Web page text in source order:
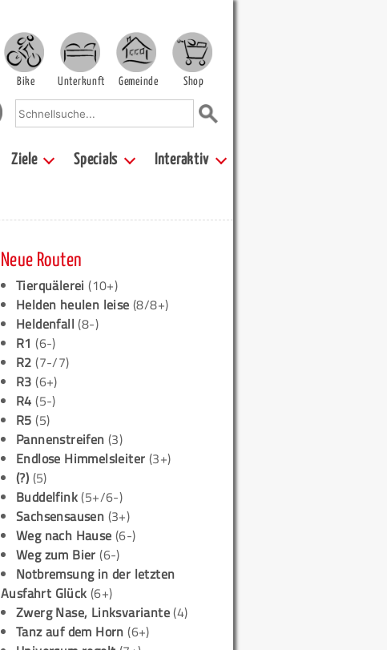
Bike Unterkunft Gemeinde Shop
Ziele Specials Interaktiv
Neue Routen
Tierquälerei (10+)
Helden heulen leise(8/8+)
Heldenfall(8-)
R1 (6-)
R2 (7-/7)
R3 (6+)
R4 (5-)
R5 (5)
Pannenstreifen (3)
Endlose Himmelsleiter (3+)
(?) (5)
Buddelfink(5+/6-)
Sachsensausen (3+)
Weg nach Hause (6-)
Weg zum Bier (6-)
Notbremsung in der letzten
Ausfahrt Glück (6+)
Zwerg Nase, Linksvariante(4)
Tanz auf dem Horn (6+)